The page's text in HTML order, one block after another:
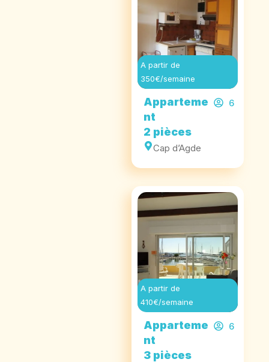
A partir de
350€/semaine
Apparteme
nt
2 pièces
Cap d’Agde
6
A partir de
410€/semaine
Apparteme
nt
3 pièces
6